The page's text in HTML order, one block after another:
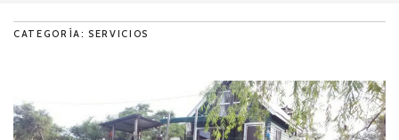
CATEGORÍA: SERVICIOS